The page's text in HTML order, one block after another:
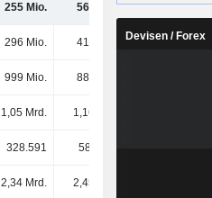
255 Mio. 567 Mio. 1,21 Mrd.
296 Mio. 414 Mio. 414 Mio.
999 Mio. 880 Mio.
1,05 Mrd. 1,16 Mrd.
328.591 583.856
2,34 Mrd. 2,45 Mrd.
Devisen / Forex